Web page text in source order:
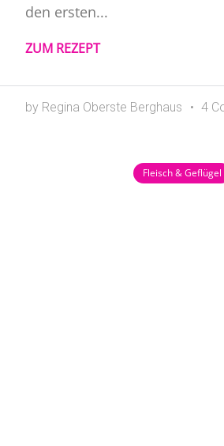
den ersten...
ZUM REZEPT
by Regina Oberste Berghaus 4
Fleisch & Geflügel